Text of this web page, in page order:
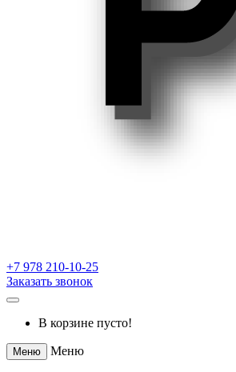
+7 978 210-10-25
Заказать звонок
В корзине пусто!
Меню Меню